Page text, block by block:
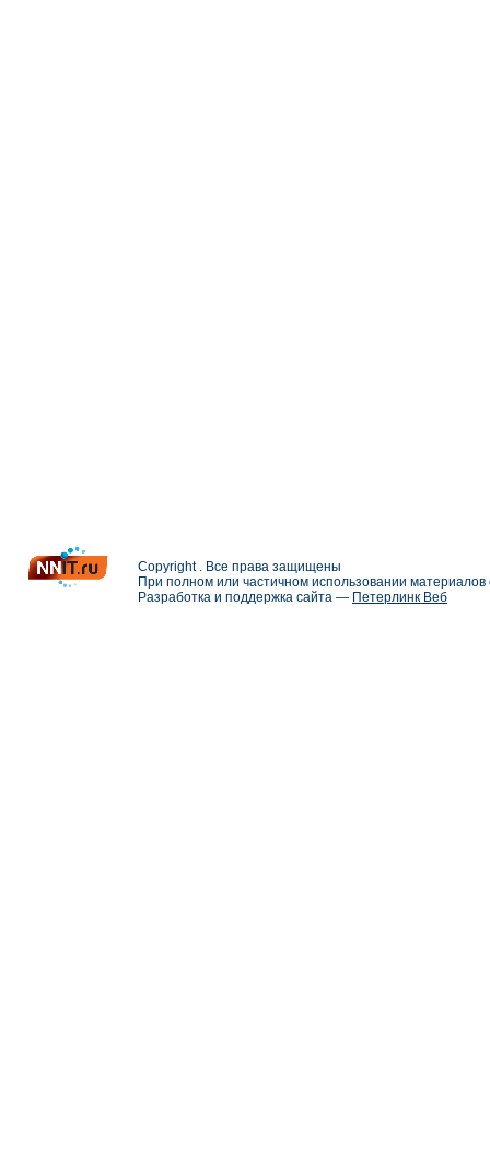
Copyright . Все права защищены
При полном или частичном использовании
Разработка и поддержка сайта — Петерлинк Веб